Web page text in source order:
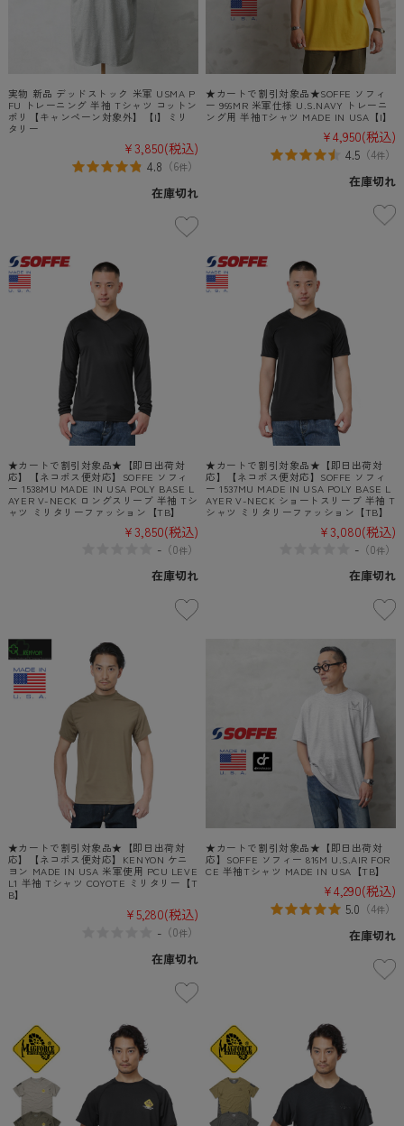
実物 新品 デッドストック 米軍 USMA P
FU トレーニング 半袖 Tシャツ コットン
ポリ【キャンペーン対象外】【I】ミリ
タリー
¥3,850(税込)
4.8 （6件）
在庫切れ
★カートで割引対象品★SOFFE ソフィ
ー 966MR 米軍仕様 U.S.NAVY トレーニ
ング用 半袖Tシャツ MADE IN USA【I】
¥4,950(税込)
4.5 （4件）
在庫切れ
★カートで割引対象品★【即日出荷対
応】【ネコポス便対応】SOFFE ソフィ
ー 1538MU MADE IN USA POLY BASE L
AYER V-NECK ロングスリーブ 半袖 Tシ
ャツ ミリタリーファッション【TB】
¥3,850(税込)
-（0件）
在庫切れ
★カートで割引対象品★【即日出荷対
応】【ネコポス便対応】SOFFE ソフィ
ー 1537MU MADE IN USA POLY BASE L
AYER V-NECK ショートスリーブ 半袖 T
シャツ ミリタリーファッション【TB】
¥3,080(税込)
- （0件）
在庫切れ
★カートで割引対象品★【即日出荷対
応】【ネコポス便対応】KENYON ケニ
ヨン MADE IN USA 米軍使用 PCU LEVE
L1 半袖 Tシャツ COYOTE ミリタリー【T
B】
¥5,280(税込)
-（0件）
在庫切れ
★カートで割引対象品★【即日出荷対
応】SOFFE ソフィー 816M U.S.AIR FOR
CE 半袖Tシャツ MADE IN USA【TB】
¥4,290(税込)
5.0 （4件）
在庫切れ